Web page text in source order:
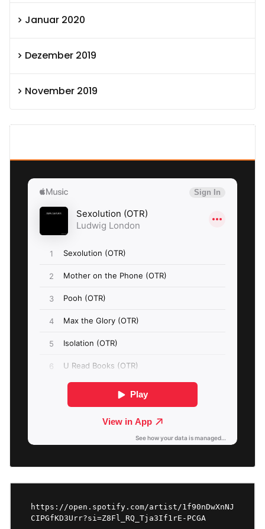
Januar 2020
Dezember 2019
November 2019
https://open.spotify.com/artist/1f90nDwXnNJ
CIPGfKD3Urr?si=Z8Fl_RQ_Tja3If1rE-PCGA